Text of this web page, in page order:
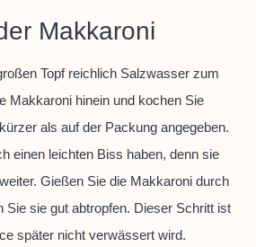
Makkaroni
Topf reichlich Salzwasser zum
Makkaroni hinein und kochen Sie
als auf der Packung angegeben.
einen leichten Biss haben, denn sie
Gießen Sie die Makkaroni durch
Sie sie gut abtropfen. Dieser Schritt ist
später nicht verwässert wird.